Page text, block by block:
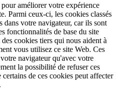
améliorer votre expérience
Parmi ceux-ci, les cookies classés
dans votre navigateur, car ils sont
fonctionnalités de base du site
cookies tiers qui nous aident à
vous utilisez ce site Web. Ces
navigateur qu'avec votre
la possibilité de refuser ces
de ces cookies peut affecter